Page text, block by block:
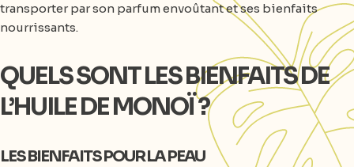
transporter par son parfum envoûtant et ses bienfaits
nourrissants.
QUELS SONT LES BIENFAITS DE
L’HUILE DE MONOÏ ?
LES BIENFAITS POUR LA PEAU